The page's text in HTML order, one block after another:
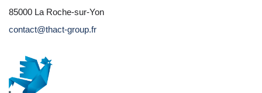
85000 La Roche-sur-Yon
contact@thact-group.fr